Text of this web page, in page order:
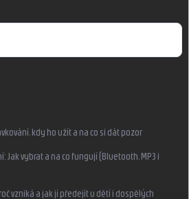
kdy ho užít a na co si dát pozor
Jak vybrat a na co fungují (Bluetooth, MP3 i
vzniká a jak jí předejít u dětí i dospělých